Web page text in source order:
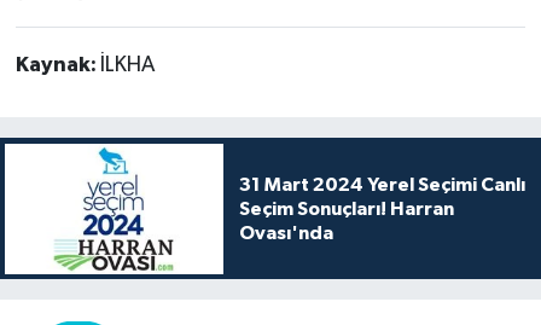
Kaynak: İLKHA
31 Mart 2024 Yerel Seçimi Canlı
Seçim Sonuçları! Harran
Ovası'nda